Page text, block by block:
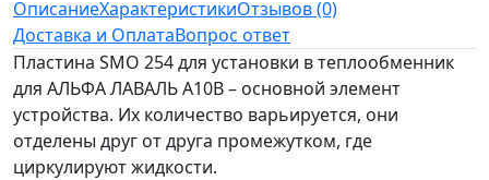
ОписаниеХарактеристикиОтзывов (0)
Доставка и ОплатаВопрос ответ
Пластина SMO 254 для установки в теплообменник
для АЛЬФА ЛАВАЛЬ A10B – основной элемент
устройства. Их количество варьируется, они
отделены друг от друга промежутком, где
циркулируют жидкости.